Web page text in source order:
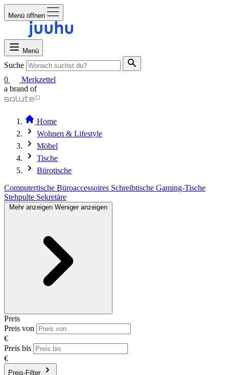
Menü öffnen
Menü
Suche
0
Merkzettel
a brand of
Home
Wohnen & Lifestyle
Möbel
Tische
Bürotische
Computertische Büroaccessoires Schreibtische Gaming-Tische
Stehpulte Sekretäre
Mehr anzeigen Weniger anzeigen
Preis
Preis von
€
Preis bis
€
Preis-Filter